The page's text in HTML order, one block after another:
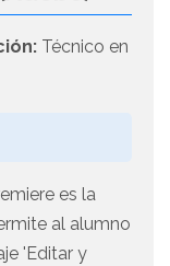
Técnico en
es la
al alumno
'Editar y